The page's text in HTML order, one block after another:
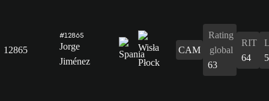
12865
#12865
Jorge
Jiménez
CAM
Rating
global
63
RIT
64